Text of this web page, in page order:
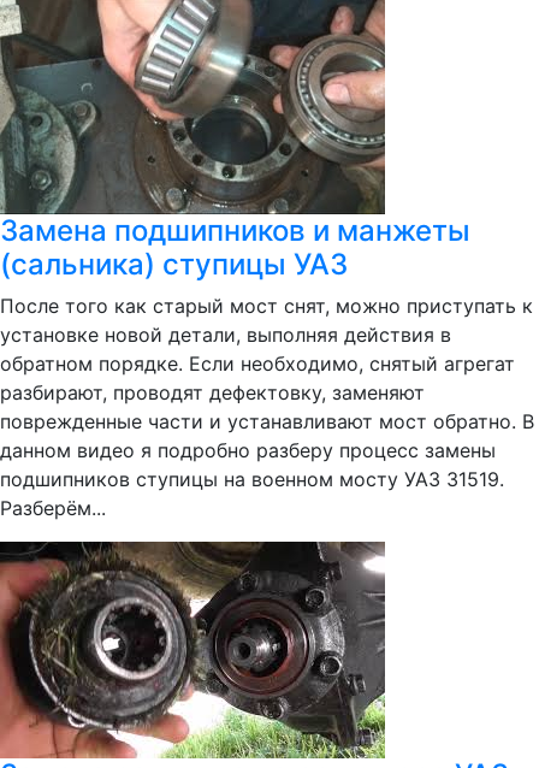
Замена подшипников и манжеты
(сальника) ступицы УАЗ
После того как старый мост снят, можно приступать к
установке новой детали, выполняя действия в
обратном порядке. Если необходимо, снятый агрегат
разбирают, проводят дефектовку, заменяют
поврежденные части и устанавливают мост обратно. В
данном видео я подробно разберу процесс замены
подшипников ступицы на военном мосту УАЗ 31519.
Разберём...